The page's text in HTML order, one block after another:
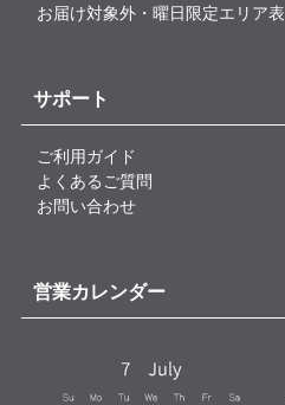
お届け対象外・曜日限定エリア表
サポート
ご利用ガイド
よくあるご質問
お問い合わせ
営業カレンダー